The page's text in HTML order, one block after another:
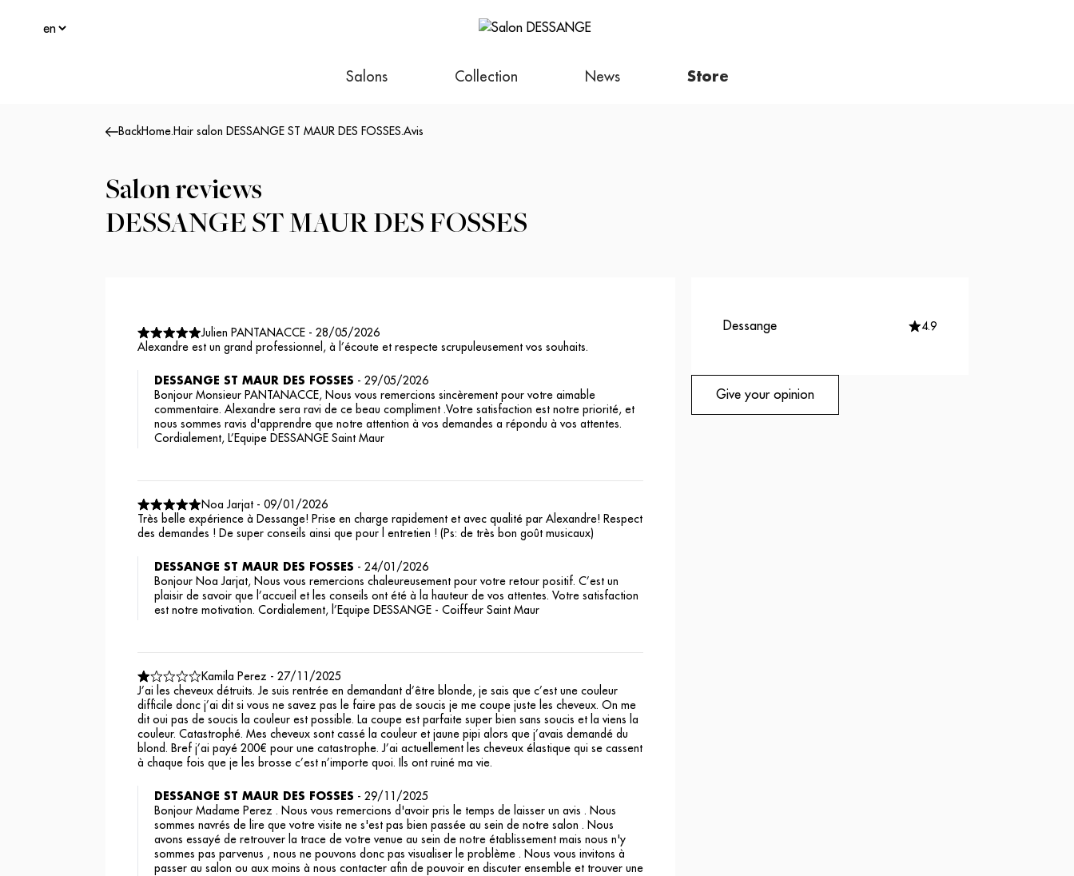
Salons Collection News Store
BackHome. Hair salon DESSANGE ST MAUR DES FOSSES.Avis
Salon reviews
DESSANGE ST MAUR DES FOSSES
Dessange 4.9
Give your opinion
Julien PANTANACCE - 28/05/2026
Alexandre est un grand professionnel, à l’écoute et respecte scrupuleusement vos souhaits.
DESSANGE ST MAUR DES FOSSES - 29/05/2026
Bonjour Monsieur PANTANACCE, Nous vous remercions sincèrement pour votre aimable
commentaire. Alexandre sera ravi de ce beau compliment .Votre satisfaction est notre priorité, et
nous sommes ravis d'apprendre que notre attention à vos demandes a répondu à vos attentes.
Cordialement, L’Equipe DESSANGE Saint Maur
Noa Jarjat - 09/01/2026
Très belle expérience à Dessange! Prise en charge rapidement et avec qualité par Alexandre! Respect
des demandes ! De super conseils ainsi que pour l entretien ! (Ps: de très bon goût musicaux)
DESSANGE ST MAUR DES FOSSES - 24/01/2026
Bonjour Noa Jarjat, Nous vous remercions chaleureusement pour votre retour positif. C’est un
plaisir de savoir que l’accueil et les conseils ont été à la hauteur de vos attentes. Votre satisfaction
est notre motivation. Cordialement, l’Equipe DESSANGE - Coiffeur Saint Maur
Kamila Perez - 27/11/2025
J’ai les cheveux détruits. Je suis rentrée en demandant d’être blonde, je sais que c’est une couleur
difficile donc j’ai dit si vous ne savez pas le faire pas de soucis je me coupe juste les cheveux. On me
dit oui pas de soucis la couleur est possible. La coupe est parfaite super bien sans soucis et la viens la
couleur. Catastrophé. Mes cheveux sont cassé la couleur et jaune pipi alors que j’avais demandé du
blond. Bref j’ai payé 200€ pour une catastrophe. J’ai actuellement les cheveux élastique qui se cassent
à chaque fois que je les brosse c’est n’importe quoi. Ils ont ruiné ma vie.
DESSANGE ST MAUR DES FOSSES - 29/11/2025
Bonjour Madame Perez . Nous vous remercions d'avoir pris le temps de laisser un avis . Nous
sommes navrés de lire que votre visite ne s'est pas bien passée au sein de notre salon . Nous
avons essayé de retrouver la trace de votre venue au sein de notre établissement mais nous n'y
sommes pas parvenus , nous ne pouvons donc pas visualiser le problème . Nous vous invitons à
passer au salon ou aux moins à nous contacter afin de pouvoir en discuter ensemble et trouver une